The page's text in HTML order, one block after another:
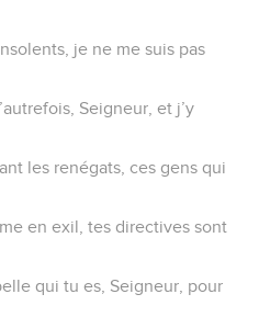
je ne me suis pas
Seigneur, et j’y
les renégats, ces gens qui
en exil, tes directives sont
qui tu es, Seigneur, pour